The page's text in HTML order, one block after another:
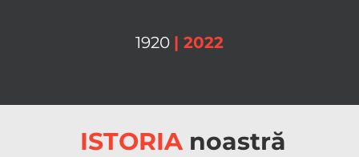
1920 | 2022
ISTORIA noastră